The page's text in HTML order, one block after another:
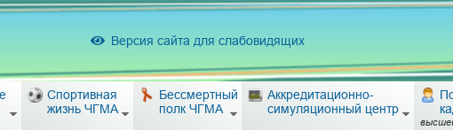
Версия сайта для слабовидящих
Спортивная
жизнь ЧГМА
Бессмертный
полк ЧГМА
Аккредитационно-
симуляционный центр